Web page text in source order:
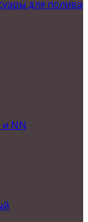
для полива
и NN